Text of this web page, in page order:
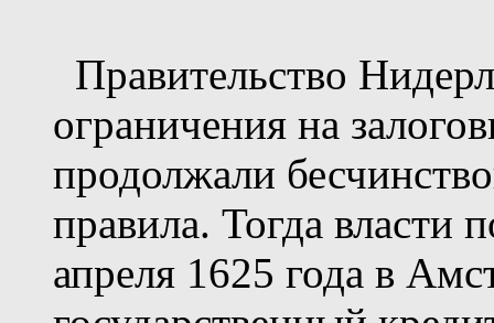
Правительство
ограничения на
продолжали
правила. Тогда
апреля 1625 года в